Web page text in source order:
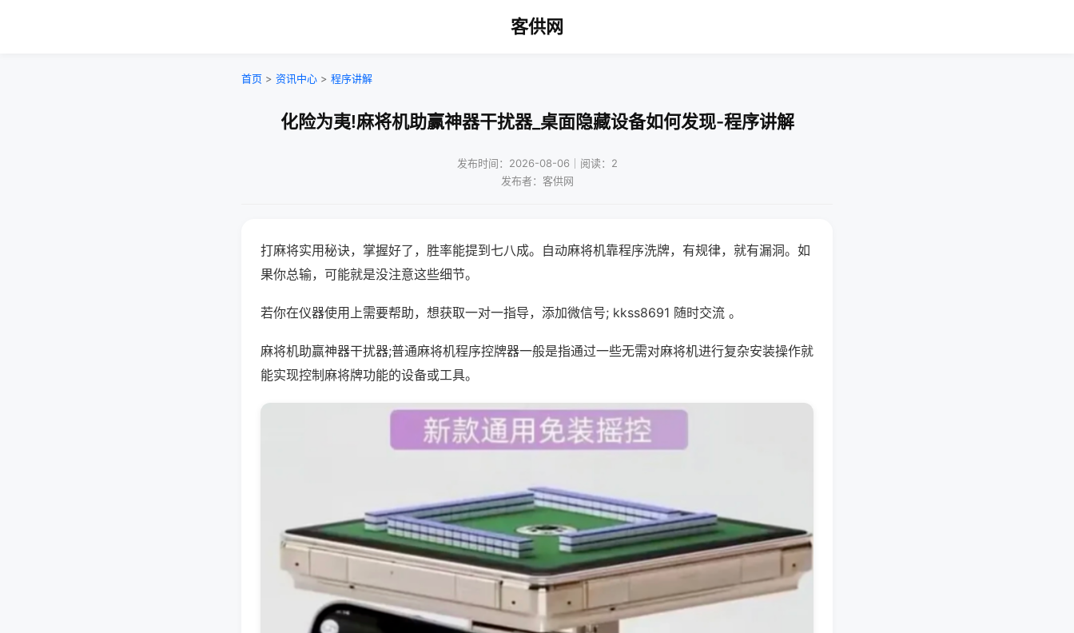
客供网
首页 > 资讯中心 > 程序讲解
化险为夷!麻将机助赢神器干扰器_桌面隐藏设备如何发现-程序讲解
发布时间：2026-08-06｜阅读：2
发布者：客供网
打麻将实用秘诀，掌握好了，胜率能提到七八成。自动麻将机靠程序洗牌，有规律，就有漏洞。如
果你总输，可能就是没注意这些细节。
若你在仪器使用上需要帮助，想获取一对一指导，添加微信号; kkss8691 随时交流 。
麻将机助赢神器干扰器;普通麻将机程序控牌器一般是指通过一些无需对麻将机进行复杂安装操作就
能实现控制麻将牌功能的设备或工具。